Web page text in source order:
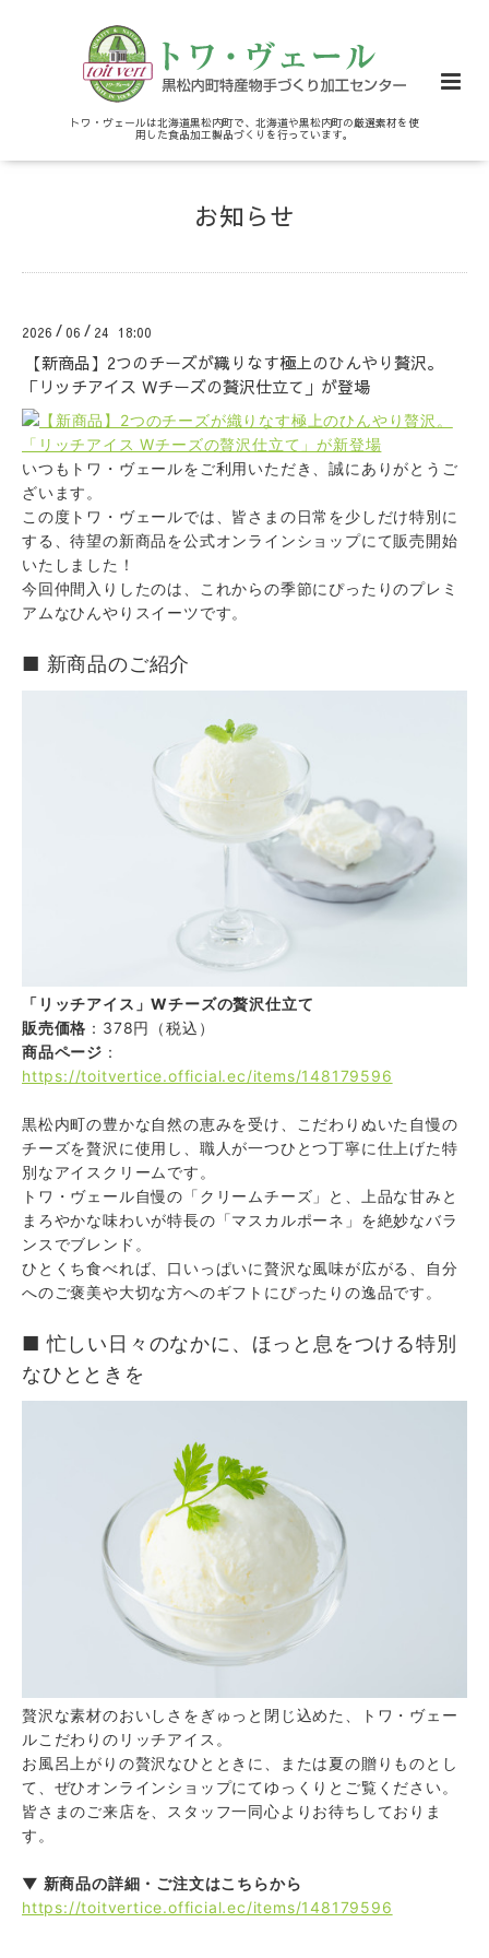
トワ・ヴェールは北海道黒松内町で、北海道や黒松内町の厳選素材を使
用した食品加工製品づくりを行っています。
お知らせ
2026 / 06 / 24 18:00
【新商品】2つのチーズが織りなす極上のひんやり贅沢。
「リッチアイス Wチーズの贅沢仕立て」が登場
いつもトワ・ヴェールをご利用いただき、誠にありがとうご
ざいます。
この度トワ・ヴェールでは、皆さまの日常を少しだけ特別に
する、待望の新商品を公式オンラインショップにて販売開始
いたしました！
今回仲間入りしたのは、これからの季節にぴったりのプレミ
アムなひんやりスイーツです。
■ 新商品のご紹介
「リッチアイス」Wチーズの贅沢仕立て
販売価格 ：378円（税込）
商品ページ ：
https://toitvertice.official.ec/items/148179596
黒松内町の豊かな自然の恵みを受け、こだわりぬいた自慢の
チーズを贅沢に使用し、職人が一つひとつ丁寧に仕上げた特
別なアイスクリームです。
トワ・ヴェール自慢の「クリームチーズ」と、上品な甘みと
まろやかな味わいが特長の「マスカルポーネ」を絶妙なバラ
ンスでブレンド。
ひとくち食べれば、口いっぱいに贅沢な風味が広がる、自分
へのご褒美や大切な方へのギフトにぴったりの逸品です。
■ 忙しい日々のなかに、ほっと息をつける特別
なひとときを
贅沢な素材のおいしさをぎゅっと閉じ込めた、トワ・ヴェー
ルこだわりのリッチアイス。
お風呂上がりの贅沢なひとときに、または夏の贈りものとし
て、ぜひオンラインショップにてゆっくりとご覧ください。
皆さまのご来店を、スタッフ一同心よりお待ちしておりま
す。
▼ 新商品の詳細・ご注文はこちらから
https://toitvertice.official.ec/items/148179596